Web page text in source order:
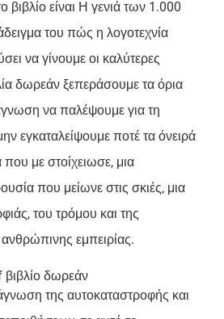
βιβλίο είναι Η γενιά των 1.000
του πώς η λογοτεχνία
να γίνουμε οι καλύτερες
δωρεάν ξεπεράσουμε τα όρια
να παλέψουμε για τη
εγκαταλείψουμε ποτέ τα όνειρά
που με στοίχειωσε, μια
που μείωνε στις σκιές, μια
του τρόμου και της
εμπειρίας.
δωρεάν
της αυτοκαταστροφής και